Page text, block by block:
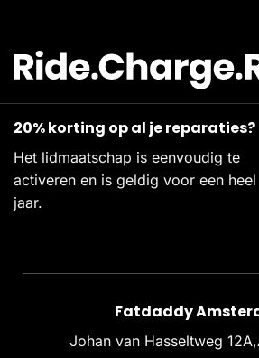
20% korting op al je reparaties?
Het lidmaatschap is eenvoudig te
activeren en is geldig voor een heel
jaar.
Fatdaddy
Johan van Hasseltweg